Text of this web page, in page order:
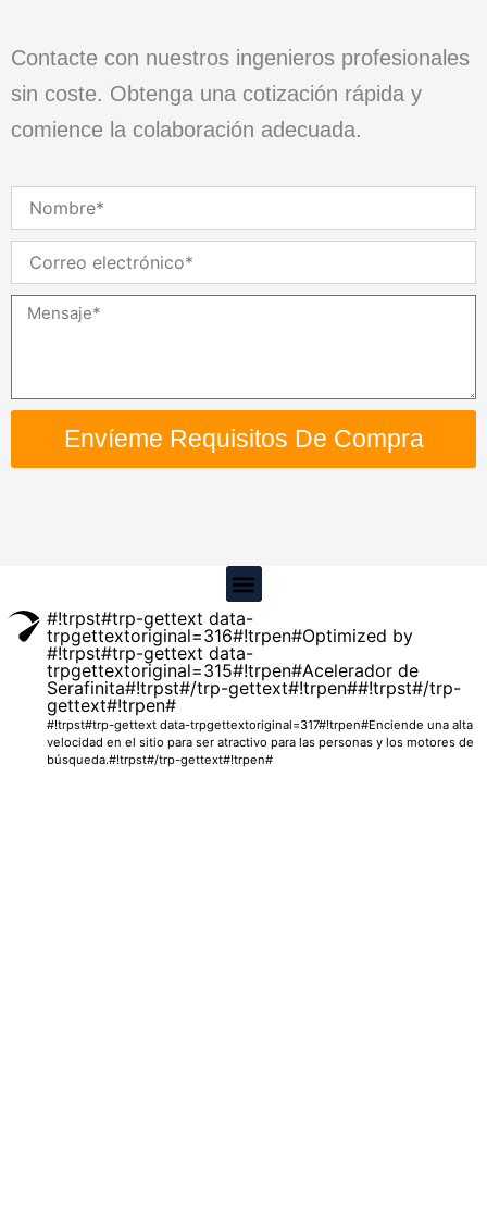
Contacte con nuestros ingenieros profesionales
sin coste. Obtenga una cotización rápida y
comience la colaboración adecuada.
electrónico
Mensaje
Envíeme Requisitos De Compra
Menú
#!trpst#trp-gettext data-
trpgettextoriginal=316#!trpen#Optimized by
#!trpst#trp-gettext data-
trpgettextoriginal=315#!trpen#Acelerador de
Serafinita#!trpst#/trp-gettext#!trpen##!trpst#/trp-
gettext#!trpen#
#!trpst#trp-gettext data-trpgettextoriginal=317#!trpen#Enciende una alta
velocidad en el sitio para ser atractivo para las personas y los motores de
búsqueda.#!trpst#/trp-gettext#!trpen#